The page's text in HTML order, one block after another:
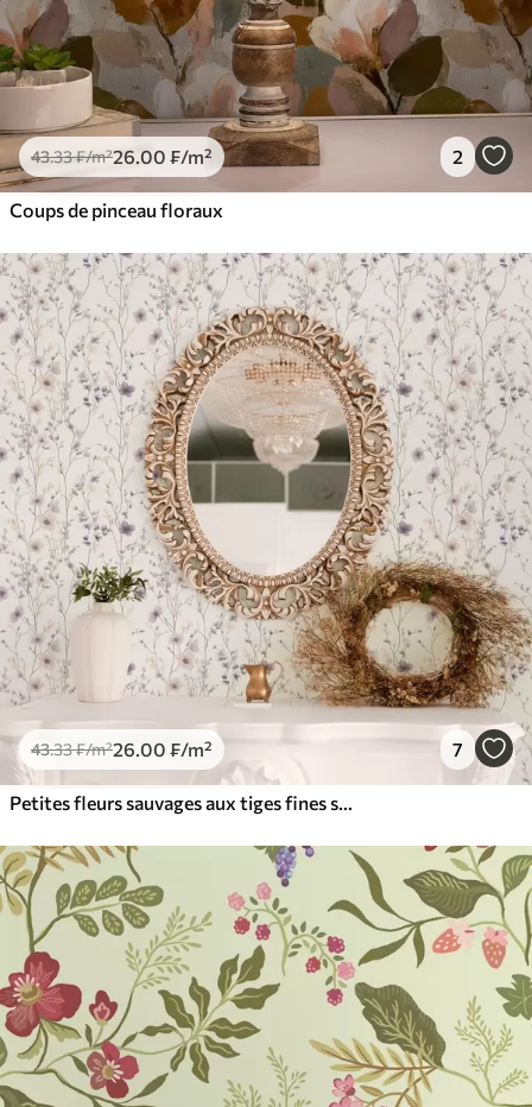
43.33₣/m²26.00 ₣/m² 2
Coups de pinceau floraux
43.33₣/m²26.00 ₣/m² 7
Petites fleurs sauvages aux tiges fines sur fond clair